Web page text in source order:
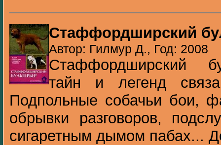
Стаффордширский
Автор: Гилмур Д., Год: 2008
Стаффордширский
тайн и легенд
Подпольные собачьи бои,
обрывки разговоров,
сигаретным дымом пабах...